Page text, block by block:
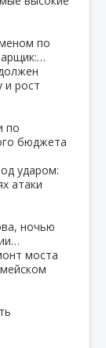
по
и рост
по
бюджета
ударом:
атаки
ночью
моста